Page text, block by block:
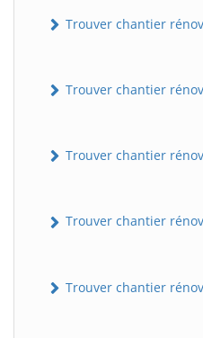
Trouver chantier
Trouver chantier
Trouver chantier
Trouver chantier
Trouver chantier